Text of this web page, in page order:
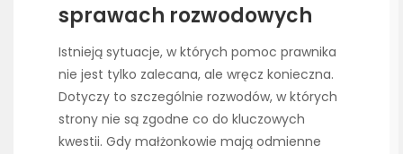
sprawach rozwodowych
Istnieją sytuacje, w których pomoc prawnika
nie jest tylko zalecana, ale wręcz konieczna.
Dotyczy to szczególnie rozwodów, w których
strony nie są zgodne co do kluczowych
kwestii. Gdy małżonkowie mają odmienne